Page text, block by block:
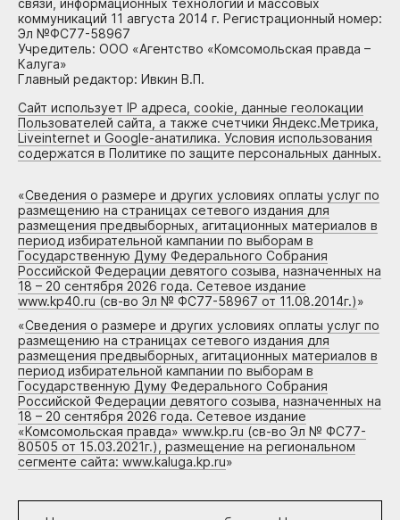
связи, информационных технологий и массовых
коммуникаций 11 августа 2014 г. Регистрационный номер:
Эл №ФС77-58967
Учредитель: ООО «Агентство «Комсомольская правда –
Калуга»
Главный редактор: Ивкин В.П.
Сайт использует IP адреса, cookie, данные геолокации
Пользователей сайта, а также счетчики Яндекс.Метрика,
Liveinternet и Google-анатилика. Условия использования
содержатся в Политике по защите персональных данных.
«Сведения о размере и других условиях оплаты услуг по
размещению на страницах сетевого издания для
размещения предвыборных, агитационных материалов в
период избирательной кампании по выборам в
Государственную Думу Федерального Собрания
Российской Федерации девятого созыва, назначенных на
18 – 20 сентября 2026 года. Сетевое издание
www.kp40.ru (св-во Эл № ФС77-58967 от 11.08.2014г.)»
«Сведения о размере и других условиях оплаты услуг по
размещению на страницах сетевого издания для
размещения предвыборных, агитационных материалов в
период избирательной кампании по выборам в
Государственную Думу Федерального Собрания
Российской Федерации девятого созыва, назначенных на
18 – 20 сентября 2026 года. Сетевое издание
«Комсомольская правда» www.kp.ru (св-во Эл № ФС77-
80505 от 15.03.2021г.), размещение на региональном
сегменте сайта: www.kaluga.kp.ru»